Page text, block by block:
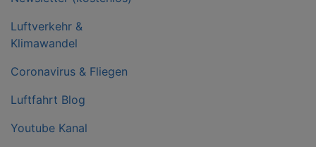
Luftverkehr &
Klimawandel
Coronavirus & Fliegen
Luftfahrt Blog
Youtube Kanal